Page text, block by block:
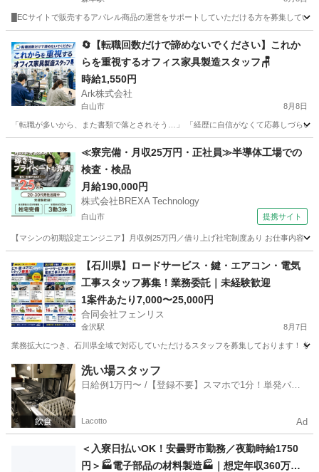
█ECサイトで販売するアパレル商品の運営をサポートしていただける方を募集して
森本駅 その他 スタッフ
🔄【転職回数だけで諦めないでください】これか
らを重視するオフィス家具製造スタッフ🪑
時給1,550円
Ark株式会社
白山市 8月8日
「転職が多いから、また書類で落とされそう…」 「経歴に自信がなくて応募しづ
工場 スタッフ
≪寮完備・月収25万円・正社員≫半導体工場での
検査・検品
月給190,000円
株式会社BREXA Technology
白山市 提携サイト
【マシンの初期設定エンジニア】月収例25万円／借り上げ社宅制度あり お仕事内容
その他
【石川県】ロードサービス・鍵・エアコン・電気
工事スタッフ募集！業務委託｜未経験歓迎
1案件あたり7,000〜25,000円
合同会社フェンリス
金沢駅 8月7日
業務拡大につき、石川県全域で対応していただけるスタッフを募集しております！
石川 金沢市 金沢駅 軽作業
洗い場スタッフ
日給例1万円〜 /【登録不要】スマホで1分！単発バイ
Lacotto Ad
＜入寮日払いOK！安曇野市勤務／夜勤時給1750
円＞🏭電子部品の材料製造🏭｜想定年収360万円